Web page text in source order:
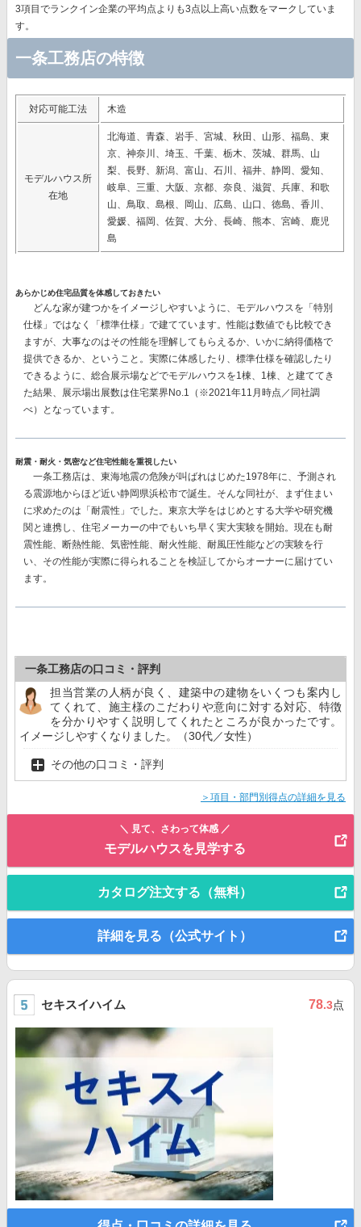
3項目でランクイン企業の平均点よりも3点以上高い点数をマークしていま
す。
一条工務店の特徴
対応可能工法 木造
モデルハウス所
在地
北海道、青森、岩手、宮城、秋田、山形、福島、東
京、神奈川、埼玉、千葉、栃木、茨城、群馬、山
梨、長野、新潟、富山、石川、福井、静岡、愛知、
岐阜、三重、大阪、京都、奈良、滋賀、兵庫、和歌
山、鳥取、島根、岡山、広島、山口、徳島、香川、
愛媛、福岡、佐賀、大分、長崎、熊本、宮崎、鹿児
島
あらかじめ住宅品質を体感しておきたい
どんな家が建つかをイメージしやすいように、モデルハウスを「特別
仕様」ではなく「標準仕様」で建てています。性能は数値でも比較でき
ますが、大事なのはその性能を理解してもらえるか、いかに納得価格で
提供できるか、ということ。実際に体感したり、標準仕様を確認したり
できるように、総合展示場などでモデルハウスを1棟、1棟、と建ててき
た結果、 展示場出展数は住宅業界No.1 （※2021年11月時点／同社調
べ）となっています。
耐震・耐火・気密など住宅性能を重視したい
一条工務店は、東海地震の危険が叫ばれはじめた1978年に、予測され
る震源地からほど近い静岡県浜松市で誕生。そんな同社が、まず住まい
に求めたのは「耐震性」でした。東京大学をはじめとする大学や研究機
関と連携し、住宅メーカーの中でもいち早く実大実験を開始。現在も耐
震性能、断熱性能、気密性能、耐火性能、耐風圧性能などの実験を行
い、その性能が実際に得られることを検証してからオーナーに届けてい
ます。
一条工務店の口コミ・評判
担当営業の人柄が良く、建築中の建物をいくつも案内し
てくれて、施主様のこだわりや意向に対する対応、特徴
を分かりやすく説明してくれたところが良かったです。
イメージしやすくなりました。（30代／女性）
その他の口コミ・評判
＞項目・部門別得点の詳細を見る
＼ 見て、さわって体感 ／
モデルハウスを見学する
カタログ注文する（無料）
詳細を見る（公式サイト）
セキスイハイム 78.3点